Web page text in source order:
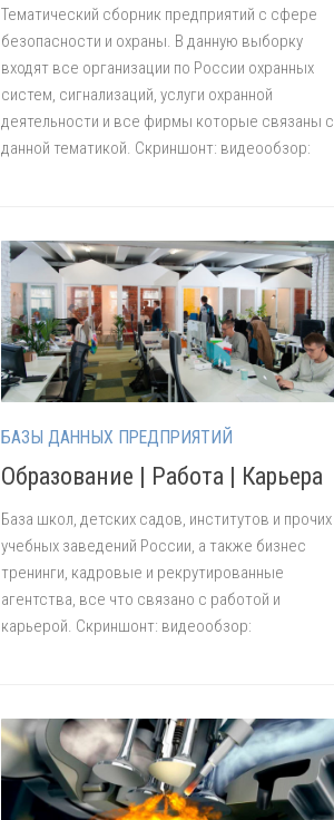
Тематический сборник предприятий с сфере
безопасности и охраны. В данную выборку
входят все организации по России охранных
систем, сигнализаций, услуги охранной
деятельности и все фирмы которые связаны с
данной тематикой. Скриншонт: видеообзор:
БАЗЫ ДАННЫХ ПРЕДПРИЯТИЙ
Образование | Работа | Карьера
База школ, детских садов, институтов и прочих
учебных заведений России, а также бизнес
тренинги, кадровые и рекрутированные
агентства, все что связано с работой и
карьерой. Скриншонт: видеообзор: